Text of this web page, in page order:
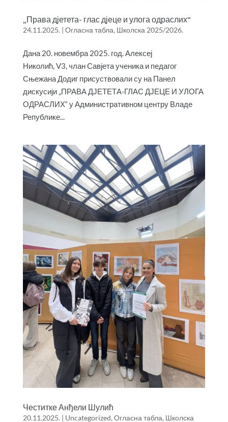
„Права дјетета- глас дјеце и улога одраслих“
24.11.2025. | Огласна табла, Школска 2025/2026.
Дана 20. новембра 2025. год. Алексеј
Николић, V3, члан Савјета ученика и педагог
Сњежана Додиг присуствовали су на Панел
дискусији „ПРАВА ДЈЕТЕТА-ГЛАС ДЈЕЦЕ И УЛОГА
ОДРАСЛИХ“ у Административном центру Владе
Републике...
Честитке Анђели Шулић
20.11.2025.| Uncategorized,Огласна табла, Школска